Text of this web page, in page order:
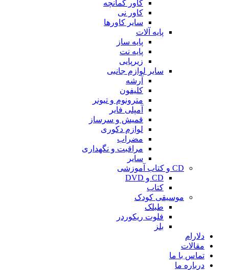
کاور کمانچه
کاور نی
سایر کاورها
پایه آلات
پایه ساز
پایه نت
زیرپایی
سایر لوازم جانبی
آرشه
کلیفون
مترونوم و تیونر
آمپلی فایر
قمیش و سرساز
لوازم دکوری
مضراب
مراقبت و نگهداری
سایر
CD و کتاب آموزشی
CD و DVD
کتاب
موسیقی کودک
طبلک
فلوت ریکوردر
بلز
دلارام
مقالات
تماس با ما
درباره ما